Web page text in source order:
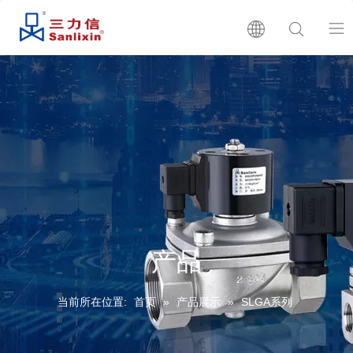
首页
关于我们
产品展示
产品目录
生产批号查询
新闻
产品
当前所在位置: 首页 » 产品展示 » SLGA系列